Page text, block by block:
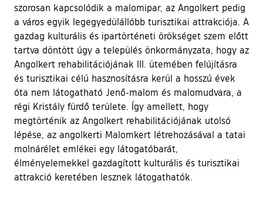
szorosan kapcsolódik a malomipar, az Angolkert pedig
a város egyik legegyedülállóbb turisztikai attrakciója. A
gazdag kulturális és ipartörténeti örökséget szem előtt
tartva döntött úgy a település önkormányzata, hogy az
Angolkert rehabilitációjának III. ütemében felújításra
és turisztikai célú hasznosításra kerül a hosszú évek
óta nem látogatható Jenő-malom és malomudvara, a
régi Kristály fürdő területe. Így amellett, hogy
megtörténik az Angolkert rehabilitációjának utolsó
lépése, az angolkerti Malomkert létrehozásával a tatai
molnárélet emlékei egy látogatóbarát,
élményelemekkel gazdagított kulturális és turisztikai
attrakció keretében lesznek látogathatók.